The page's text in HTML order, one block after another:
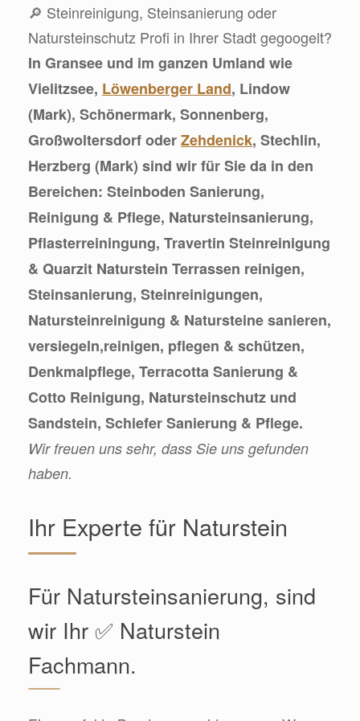
🔎 Steinreinigung, Steinsanierung oder
Natursteinschutz Profi in Ihrer Stadt gegoogelt?
In Gransee und im ganzen Umland wie
Vielitzsee, Löwenberger Land, Lindow
(Mark), Schönermark, Sonnenberg,
Großwoltersdorf oderZehdenick, Stechlin,
Herzberg (Mark) sind wir für Sie da in den
Bereichen: Steinboden Sanierung,
Reinigung & Pflege, Natursteinsanierung,
Pflasterreiningung, Travertin Steinreinigung
& Quarzit Naturstein Terrassen reinigen,
Steinsanierung, Steinreinigungen,
Natursteinreinigung & Natursteine sanieren,
versiegeln,reinigen, pflegen & schützen,
Denkmalpflege, Terracotta Sanierung &
Cotto Reinigung, Natursteinschutz und
Sandstein, Schiefer Sanierung & Pflege.
Wir freuen uns sehr, dass Sie uns gefunden
haben.
Ihr Experte für Naturstein
Für Natursteinsanierung, sind
wir Ihr ✅ Naturstein
Fachmann.